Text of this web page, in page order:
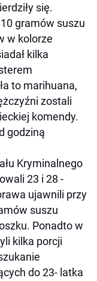
się.
gramów suszu
w kolorze
kilka
to marihuana,
zostali
komendy.
godziną
Kryminalnego
23 i 28 -
ujawnili przy
suszu
Ponadto w
kilka porcji
do 23- latka